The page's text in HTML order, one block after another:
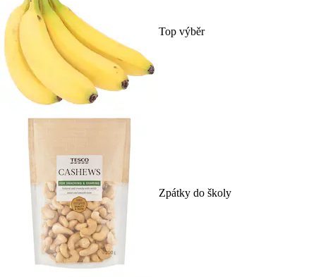
Top výběr
Zpátky do školy